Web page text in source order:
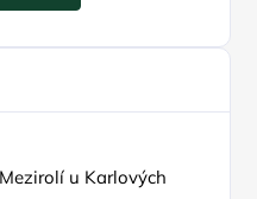
u Karlových